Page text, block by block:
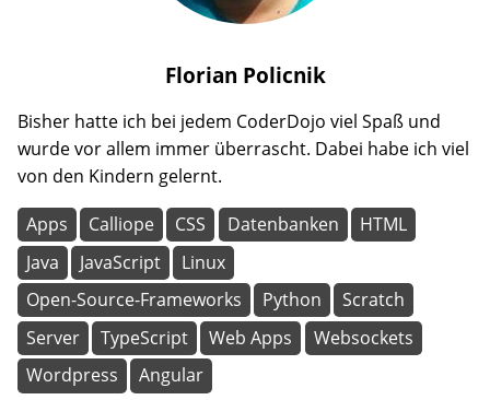
Florian Policnik
Bisher hatte ich bei jedem CoderDojo viel Spaß und
wurde vor allem immer überrascht. Dabei habe ich viel
von den Kindern gelernt.
Apps Calliope CSS Datenbanken
HTML
Java
JavaScript
Linux
Open-Source-Frameworks
Python
Scratch
Server
TypeScript Web Apps
Websockets
Wordpress
Angular